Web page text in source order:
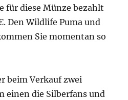
für diese Münze bezahlt
Den Wildlife Puma und
Sie momentan so
beim Verkauf zwei
einen die Silberfans und